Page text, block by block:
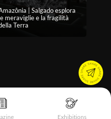
Exhibitions
| Salgado esplora
meraviglie e la fragilità
Terra